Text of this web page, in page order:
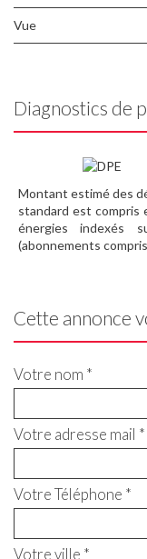
Vue
Diagnostics
Montant estimé des
standard est compris
énergies indexés
(abonnements
Cette annonce
Votre nom *
Votre adresse mail *
Votre Téléphone *
Votre ville *